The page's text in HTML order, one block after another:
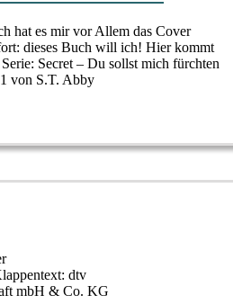
hat es mir vor Allem das Cover
dieses Buch will ich! Hier kommt
Secret – Du sollst mich fürchten
von S.T. Abby
dtv
mbH & Co. KG